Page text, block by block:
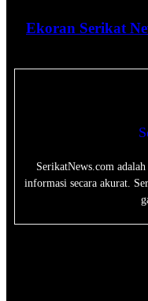
Ekoran Serikat
SerikatNews.com
informasi secara akurat.